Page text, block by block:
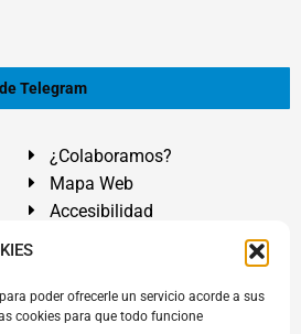
poder ofrecerle un servicio acorde a sus
cookies para que todo funcione
Telegram
¿Colaboramos?
Mapa Web
Accesibilidad
Cruz de Tenerife. Islas Canarias.